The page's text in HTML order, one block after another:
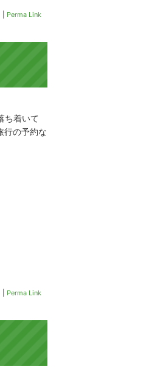
Perma Link
ち着いて
行の予約な
Perma Link